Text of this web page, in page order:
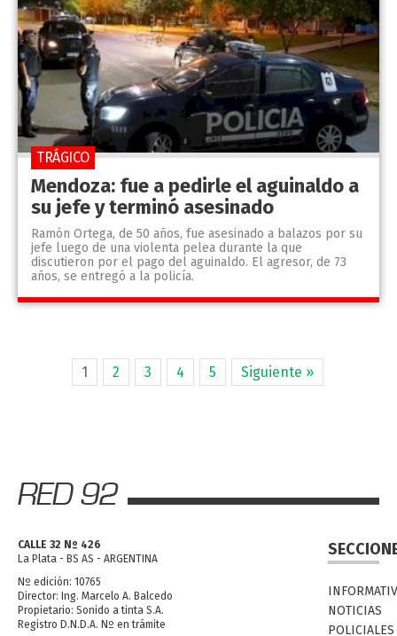
Mendoza: fue a pedirle el aguinaldo a
su jefe y terminó asesinado
Ramón Ortega, de 50 años, fue asesinado a balazos por su
jefe luego de una violenta pelea durante la que
discutieron por el pago del aguinaldo. El agresor, de 73
años, se entregó a la policía.
TRÁGICO
1 2 3 4 5 Siguiente »
CALLE 32 Nº 426
La Plata - BS AS - ARGENTINA
Nº edición: 10765
Director: Ing. Marcelo A. Balcedo
Propietario: Sonido a tinta S.A.
Registro D.N.D.A. Nº en trámite
NOTICIAS
POLICIALES